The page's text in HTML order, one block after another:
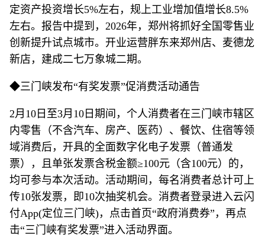
定资产投资增长5%左右，规上工业增加值增长8.5%
左右。报告中提到，2026年，郑州将抓好全国零售业
创新提升试点城市。开业运营胖东来郑州店、麦德龙
新店，建成二七万象城二期。
◆三门峡发布“有奖发票”促消费活动通告
2月10日至3月10日期间，个人消费者在三门峡市辖区
内零售（不含汽车、房产、医药）、餐饮、住宿等领
域消费后，开具的全面数字化电子发票（普通发
票），且单张发票含税金额≥100元（含100元）的，
均可参与本次活动。活动期间，每名消费者总计可上
传10张发票，即10次抽奖机会。消费者登录进入云闪
付App(定位三门峡)，点击首页“政府消费券”，再点
击“三门峡有奖发票”进入活动界面。